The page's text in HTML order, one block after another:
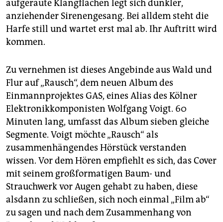
aufgeraute Klangflächen legt sich dunkler,
anziehender Sirenengesang. Bei alldem steht die
Harfe still und wartet erst mal ab. Ihr Auftritt wird
kommen.
Zu vernehmen ist dieses Angebinde aus Wald und
Flur auf „Rausch“, dem neuen Album des
Einmannprojektes GAS, eines Alias des Kölner
Elektronikkomponisten Wolfgang Voigt. 60
Minuten lang, umfasst das Album sieben gleiche
Segmente. Voigt möchte „Rausch“ als
zusammenhängendes Hörstück verstanden
wissen. Vor dem Hören empfiehlt es sich, das Cover
mit seinem großformatigen Baum- und
Strauchwerk vor Augen gehabt zu haben, diese
alsdann zu schließen, sich noch einmal „Film ab“
zu sagen und nach dem Zusammenhang von